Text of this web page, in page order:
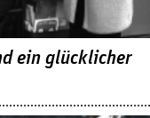
ein glücklicher